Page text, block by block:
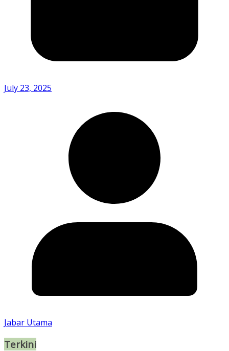
July 23, 2025
Jabar Utama
Terkini